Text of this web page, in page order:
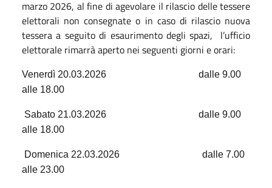
marzo 2026, al fine di agevolare il rilascio delle tessere
elettorali non consegnate o in caso di rilascio nuova
tessera a seguito di esaurimento degli spazi,
l’ufficio
elettorale rimarrà aperto nei seguenti giorni e orari:
Venerdì 20.03.2026
dalle 9.00
alle 18.00
Sabato 21.03.2026
dalle 9.00
alle 18.00
Domenica 22.03.2026
dalle 7.00
alle 23.00